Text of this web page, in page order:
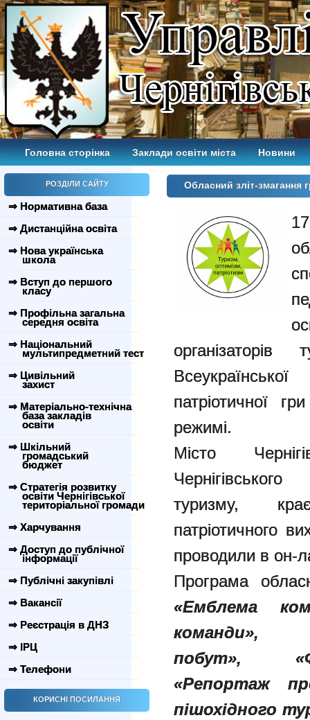
Головна сторінка Заклади освіти міста Новини
РОЗДІЛИ САЙТУ
⇒ Нормативна база
⇒ Дистанційна освіта
⇒ Нова українська
школа
⇒ Вступ до першого
класу
⇒ Профільна загальна
середня освіта
⇒ Національний
мультипредметний тест
⇒ Цивільний
захист
⇒ Матеріально-технічна
база закладів
освіти
⇒ Шкільний
громадський
бюджет
⇒ Стратегія розвитку
освіти Чернігівської
територіальної громади
⇒ Харчування
⇒ Доступ до публічної
інформації
⇒ Публічні закупівлі
⇒ Вакансії
⇒ Реєстрація в ДНЗ
⇒ ІРЦ
⇒ Телефони
КОРИСНІ ПОСИЛАННЯ
Обласний зліт-змагання
організаторів
патріотичної
режимі.
Місто
туризму,
патріотичного
проводили в он-
Програма
«Емблема
побут»,
«Репортаж
пішохідного